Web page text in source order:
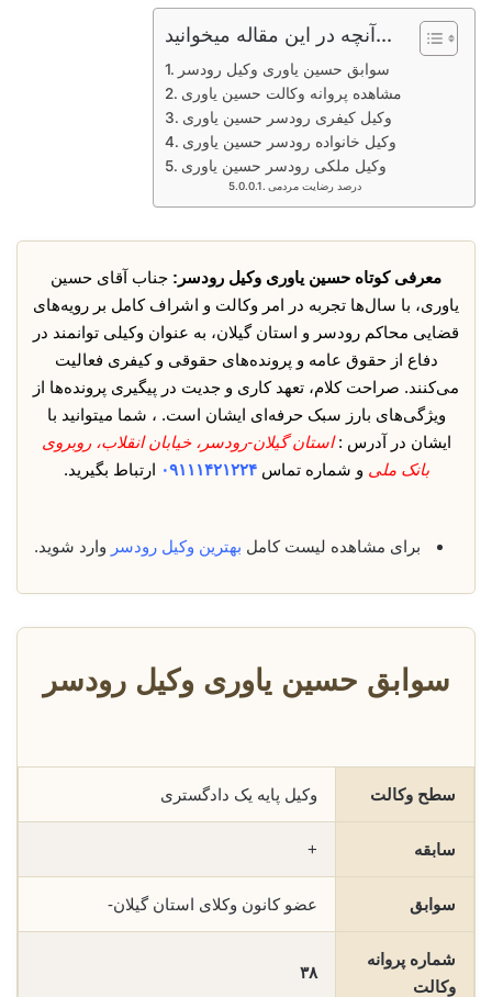
آنچه در این مقاله میخوانید...
سوابق حسین یاوری وکیل رودسر
مشاهده پروانه وکالت حسین یاوری
وکیل کیفری رودسر حسین یاوری
وکیل خانواده رودسر حسین یاوری
وکیل ملکی رودسر حسین یاوری
درصد رضایت مردمی
معرفی کوتاه حسین یاوری وکیل رودسر: جناب آقای حسین
یاوری، با سال‌ها تجربه در امر وکالت و اشراف کامل بر رویه‌های
قضایی محاکم رودسر و استان گیلان، به عنوان وکیلی توانمند در
دفاع از حقوق عامه و پرونده‌های حقوقی و کیفری فعالیت
می‌کنند. صراحت کلام، تعهد کاری و جدیت در پیگیری پرونده‌ها از
ویژگی‌های بارز سبک حرفه‌ای ایشان است. ، شما میتوانید با
ایشان در آدرس :استان گیلان-رودسر، خیابان انقلاب، روبروی
بانک ملی و شماره تماس۰۹۱۱۱۴۲۱۲۲۴ ارتباط بگیرید.
برای مشاهده لیست کامل بهترین وکیل رودسر وارد شوید.
سوابق حسین یاوری وکیل رودسر
سطح وکالت وکیل پایه یک دادگستری
سابقه +
سوابق عضو کانون وکلای استان گیلان-
شماره پروانه
وکالت
۳۸